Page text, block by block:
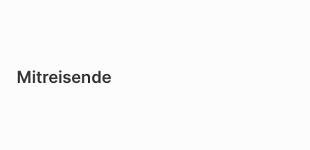
Mitreisende